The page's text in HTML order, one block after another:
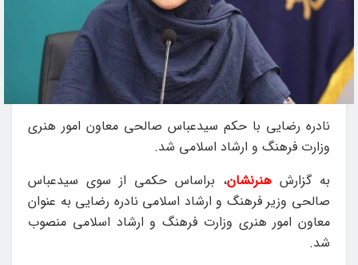
نادره رضایی با حکم سیدعباس صالحی معاون امور هنری
وزارت فرهنگ و ارشاد اسلامی شد.
به گزارش هنرنشان، براساس حکمی از سوی سیدعباس
صالحی وزیر فرهنگ و ارشاد اسلامی نادره رضایی به عنوان
معاون امور هنری وزارت فرهنگ و ارشاد اسلامی منصوب
شد.